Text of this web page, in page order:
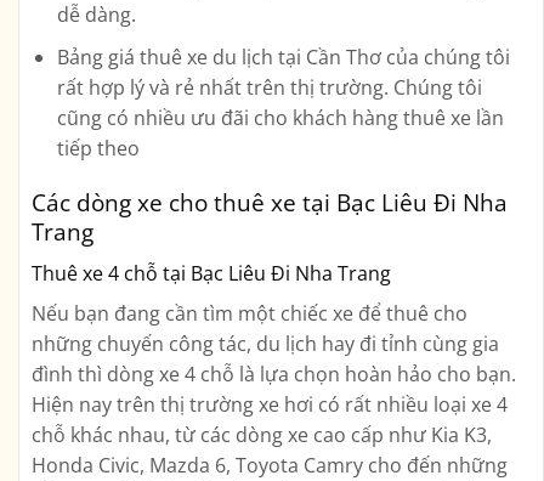
dễ dàng.
Bảng giá thuê xe du lịch tại Cần Thơ của chúng tôi
rất hợp lý và rẻ nhất trên thị trường. Chúng tôi
cũng có nhiều ưu đãi cho khách hàng thuê xe lần
tiếp theo
Các dòng xe cho thuê xe tại Bạc Liêu Đi Nha
Trang
Thuê xe 4 chỗ tại Bạc Liêu Đi Nha Trang
Nếu bạn đang cần tìm một chiếc xe để thuê cho
những chuyến công tác, du lịch hay đi tỉnh cùng gia
đình thì dòng xe 4 chỗ là lựa chọn hoàn hảo cho bạn.
Hiện nay trên thị trường xe hơi có rất nhiều loại xe 4
chỗ khác nhau, từ các dòng xe cao cấp như Kia K3,
Honda Civic, Mazda 6, Toyota Camry cho đến những